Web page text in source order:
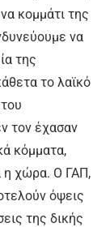
κομμάτι της
να
της
το λαϊκό
τον έχασαν
κόμματα,
η χώρα. Ο ΓΑΠ,
όψεις
της δικής